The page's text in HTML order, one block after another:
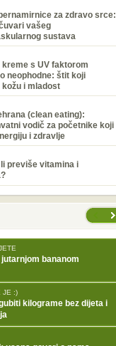
za zdravo srce:
vašeg
sustava
kreme s UV faktorom
neophodne: štit koji
i mladost
(clean eating):
vodič za početnike koji
i zdravlje
previše vitamina i
jutarnjom bananom
JE :)
kilograme bez dijeta i